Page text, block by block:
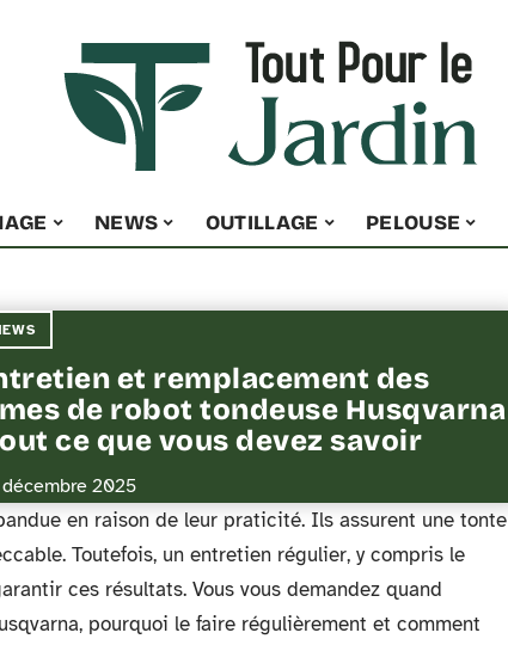
NEWS OUTILLAGE PELOUSE
et remplacement des
de robot tondeuse Husqvarna
ce que vous devez savoir
2025
en raison de leur praticité. Ils assurent une tonte
Toutefois, un entretien régulier, y compris le
ces résultats. Vous vous demandez quand
pourquoi le faire régulièrement et comment